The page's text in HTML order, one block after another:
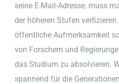
seine E-Mail-Adresse, muss
der höheren Stufen
öffentliche Aufmerksamkeit
von Forschern und
das Studium zu absolvieren.
spannend für die